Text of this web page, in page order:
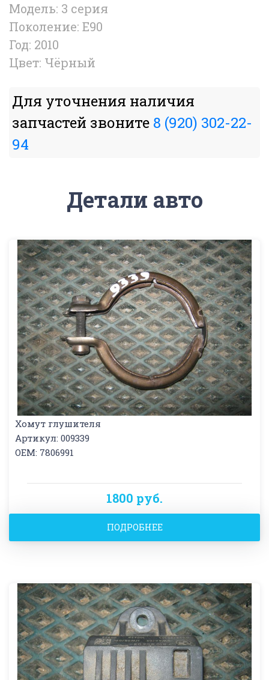
Модель: 3 серия
Поколение: E90
Год: 2010
Цвет: Чёрный
Для уточнения наличия
запчастей звоните 8 (920) 302-22-
94
Детали авто
Хомут глушителя
Артикул: 009339
OEM: 7806991
1800 руб.
ПОДРОБНЕЕ